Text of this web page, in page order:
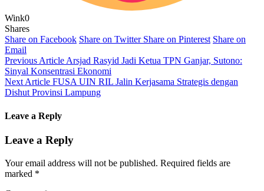
Wink0
Shares
Share on Facebook Share on Twitter Share on Pinterest Share on
Email
Previous Article Arsjad Rasyid Jadi Ketua TPN Ganjar, Sutono:
Sinyal Konsentrasi Ekonomi
Next Article FUSA UIN RIL Jalin Kerjasama Strategis dengan
Dishut Provinsi Lampung
Leave a Reply
Leave a Reply
Your email address will not be published. Required fields are
marked *